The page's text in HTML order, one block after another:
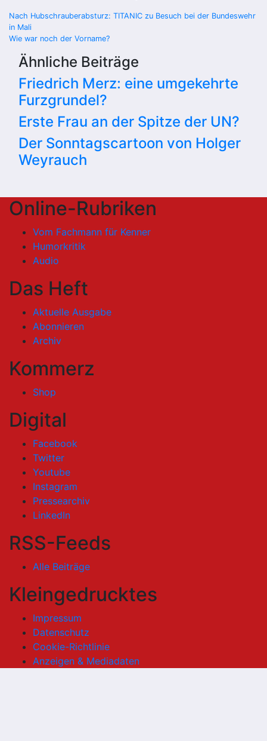
Beitragsnavigation
Nach Hubschrauberabsturz: TITANIC zu Besuch bei der Bundeswehr
in Mali
Wie war noch der Vorname?
Ähnliche Beiträge
Friedrich Merz: eine umgekehrte
Furzgrundel?
Erste Frau an der Spitze der UN?
Der Sonntagscartoon von Holger
Weyrauch
Online-Rubriken
Vom Fachmann für Kenner
Humorkritik
Audio
Das Heft
Aktuelle Ausgabe
Abonnieren
Archiv
Kommerz
Shop
Digital
Facebook
Twitter
Youtube
Instagram
Pressearchiv
LinkedIn
RSS-Feeds
Alle Beiträge
Kleingedrucktes
Impressum
Datenschutz
Cookie-Richtlinie
Anzeigen & Mediadaten